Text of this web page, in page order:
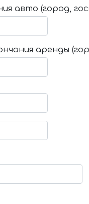
авто (город,
аренды